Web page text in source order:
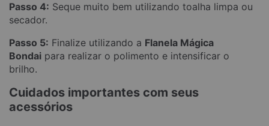
Passo 4: Seque muito bem utilizando toalha limpa ou
secador.
Passo 5: Finalize utilizando a Flanela Mágica
Bondai para realizar o polimento e intensificar o
brilho.
Cuidados importantes com seus
acessórios